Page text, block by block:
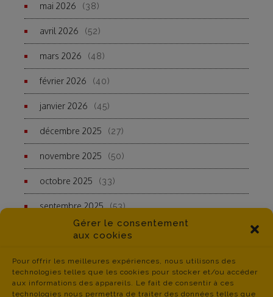
Gérer le consentement
aux cookies
Pour offrir les meilleures expériences, nous utilisons des
technologies telles que les cookies pour stocker et/ou accéder
aux informations des appareils. Le fait de consentir à ces
technologies nous permettra de traiter des données telles que
mai 2026 (38)
avril 2026 (52)
mars 2026 (48)
février 2026 (40)
janvier 2026 (45)
décembre 2025 (27)
novembre 2025 (50)
octobre 2025 (33)
septembre 2025 (53)